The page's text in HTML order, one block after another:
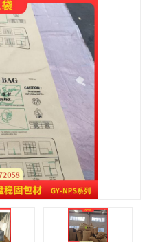
充气袋
托盘裹包网兜